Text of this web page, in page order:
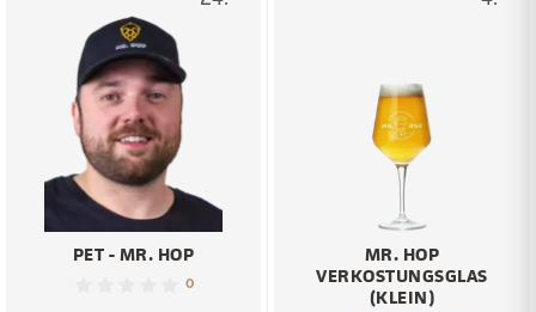
PET - MR. HOP
0
MR. HOP
VERKOSTUNGSGLAS
(KLEIN)